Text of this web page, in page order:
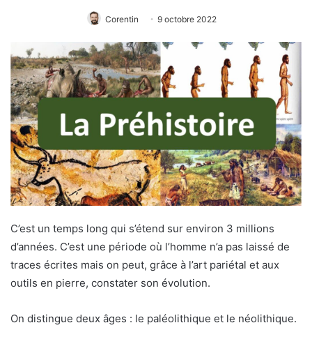
Corentin 9 octobre 2022
C’est un temps long qui s’étend sur environ 3 millions
d’années. C’est une période où l’homme n’a pas laissé de
traces écrites mais on peut, grâce à l’art pariétal et aux
outils en pierre, constater son évolution.
On distingue deux âges : le paléolithique et le néolithique.